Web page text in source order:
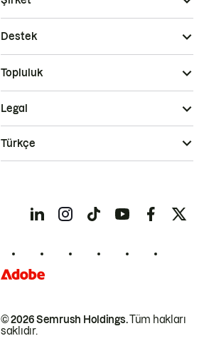
Destek
Topluluk
© 2026 Semrush Holdings.Tüm hakları
saklıdır.
Legal
Türkçe